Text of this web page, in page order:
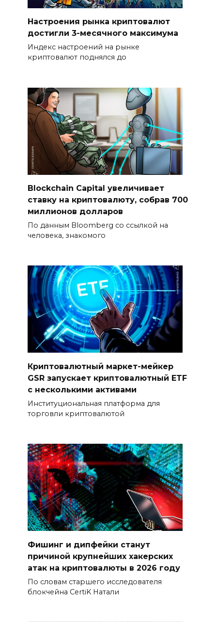
Настроения рынка криптовалют
достигли 3-месячного максимума
Индекс настроений на рынке
криптовалют поднялся до
Blockchain Capital увеличивает
ставку на криптовалюту, собрав 700
миллионов долларов
По данным Bloomberg со ссылкой на
человека, знакомого
Криптовалютный маркет-мейкер
GSR запускает криптовалютный ETF
с несколькими активами
Институциональная платформа для
торговли криптовалютой
Фишинг и дипфейки станут
причиной крупнейших хакерских
атак на криптовалюты в 2026 году
По словам старшего исследователя
блокчейна CertiK Натали